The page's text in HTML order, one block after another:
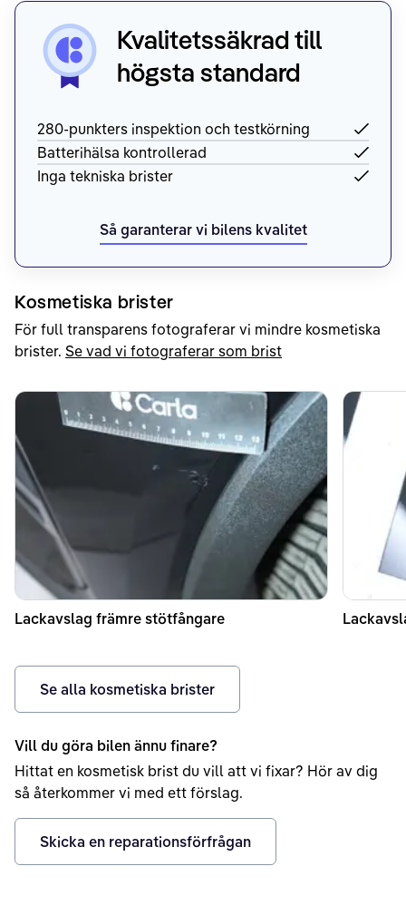
Kvalitetssäkrad till
högsta standard
280-punkters inspektion och testkörning
Batterihälsa kontrollerad
Inga tekniska brister
Så garanterar vi bilens kvalitet
Kosmetiska brister
För full transparens fotograferar vi mindre kosmetiska
brister. Se vad vi fotograferar som brist
Lackavslag främre stötfångare
Se alla kosmetiska brister
Vill du göra bilen ännu finare?
Hittat en kosmetisk brist du vill att vi fixar? Hör av dig
så återkommer vi med ett förslag.
Skicka en reparationsförfrågan